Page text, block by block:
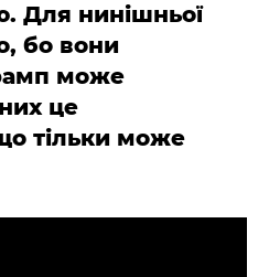
Для нинішньої
бо вони
може
це
тільки може